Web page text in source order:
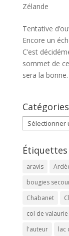
Zélande
Tentative
Encore un
C’est
sommet de
sera la
Catégories
Catégories
Étiquettes
aravis
bougies
Chabanet
col de valaurie
l'auteur
lac